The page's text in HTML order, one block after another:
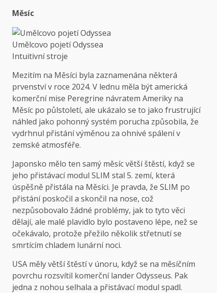
Měsíc
Umělcovo pojetí Odyssea
Intuitivní stroje
Mezitím na Měsíci byla zaznamenána některá
prvenství v roce 2024. V lednu měla být americká
komerční mise Peregrine návratem Ameriky na
Měsíc po půlstoletí, ale ukázalo se to jako frustrující
náhled jako pohonný systém porucha způsobila, že
vydrhnul přistání výměnou za ohnivé spálení v
zemské atmosféře.
Japonsko mělo ten samý měsíc větší štěstí, když se
jeho přistávací modul SLIM stal 5. zemí, která
úspěšně přistála na Měsíci. Je pravda, že SLIM po
přistání poskočil a skončil na nose, což
nezpůsobovalo žádné problémy, jak to tyto věci
dělají, ale malé plavidlo bylo postaveno lépe, než se
očekávalo, protože přežilo několik střetnutí se
smrtícím chladem lunární noci.
USA měly větší štěstí v únoru, když se na měsíčním
povrchu rozsvítil komerční lander Odysseus. Pak
jedna z nohou selhala a přistávací modul spadl.